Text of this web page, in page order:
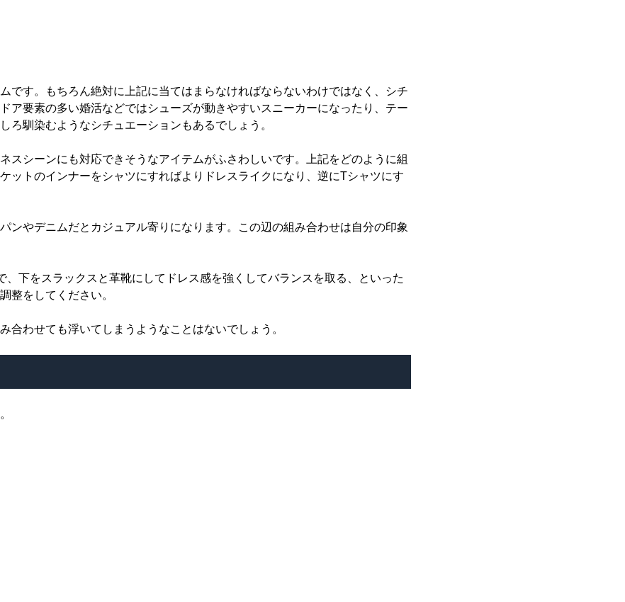
です。もちろん絶対に上記に当てはまらなければならないわけではなく、シチ
ア要素の多い婚活などではシューズが動きやすいスニーカーになったり、テー
ろ馴染むようなシチュエーションもあるでしょう。
スシーンにも対応できそうなアイテムがふさわしいです。上記をどのように組
ットのインナーをシャツにすればよりドレスライクになり、逆にTシャツにす
ンやデニムだとカジュアル寄りになります。この辺の組み合わせは自分の印象
下をスラックスと革靴にしてドレス感を強くしてバランスを取る、といった
整をしてください。
合わせても浮いてしまうようなことはないでしょう。